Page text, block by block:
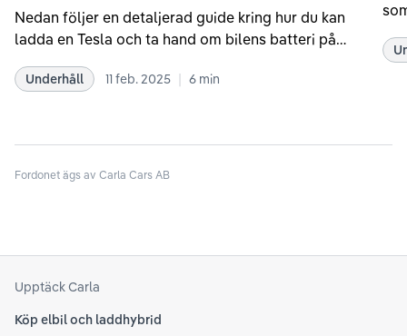
Nedan följer en detaljerad guide kring hur du kan
ladda en Tesla och ta hand om bilens batteri på
rekommendationer samt våra egna erfarenheter
att kolla Teslas officiella supportsidor för den
senaste informationen.
Underhåll 11 feb. 2025 | 6 min
till
Fordonet ägs av Carla Cars AB
Upptäck Carla
Köp elbil och laddhybrid